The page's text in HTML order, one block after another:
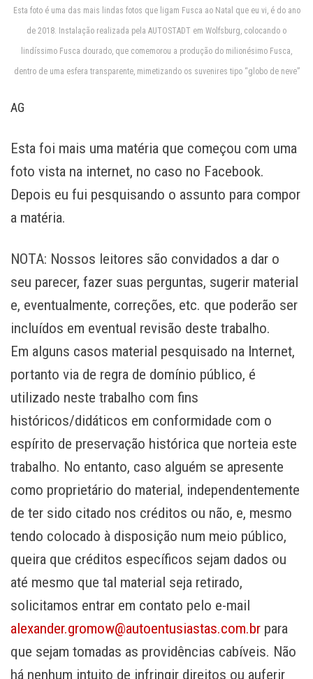
Esta foto é uma das mais lindas fotos que ligam Fusca ao Natal que eu vi, é do ano
de 2018. Instalação realizada pela AUTOSTADT em Wolfsburg, colocando o
lindíssimo Fusca dourado, que comemorou a produção do milionésimo Fusca,
dentro de uma esfera transparente, mimetizando os suvenires tipo “globo de neve”
AG
Esta foi mais uma matéria que começou com uma
foto vista na internet, no caso no Facebook.
Depois eu fui pesquisando o assunto para compor
a matéria.
NOTA: Nossos leitores são convidados a dar o
seu parecer, fazer suas perguntas, sugerir material
e, eventualmente, correções, etc. que poderão ser
incluídos em eventual revisão deste trabalho.
Em alguns casos material pesquisado na Internet,
portanto via de regra de domínio público, é
utilizado neste trabalho com fins
históricos/didáticos em conformidade com o
espírito de preservação histórica que norteia este
trabalho. No entanto, caso alguém se apresente
como proprietário do material, independentemente
de ter sido citado nos créditos ou não, e, mesmo
tendo colocado à disposição num meio público,
queira que créditos específicos sejam dados ou
até mesmo que tal material seja retirado,
solicitamos entrar em contato pelo e-mail
alexander.gromow@autoentusiastas.com.br para
que sejam tomadas as providências cabíveis. Não
há nenhum intuito de infringir direitos ou auferir